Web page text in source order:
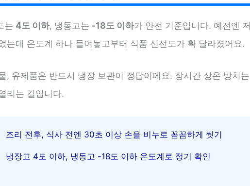
는 4도 이하, 냉동고는 -18도 이하가 안전 기준입니다. 예전엔 저
는데 온도계 하나 들여놓고부터 식품 신선도가 확 달라졌어요.
, 유제품은 반드시 냉장 보관이 정답이에요. 장시간 상온 방치는
리는 길입니다.
조리 전후, 식사 전엔 30초 이상 손을 비누로 꼼꼼하게 씻기
냉장고 4도 이하, 냉동고 -18도 이하 온도계로 정기 확인